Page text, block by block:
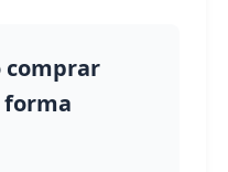
comprar
forma